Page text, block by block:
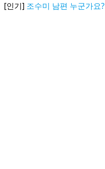
[인기] 조수미 남편 누군가요?